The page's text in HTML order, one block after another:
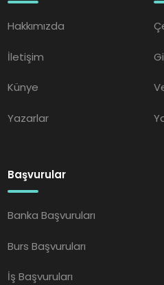
Hakkımızda
İletişim
Künye
Yazarlar
Başvurular
Banka Başvuruları
Burs Başvuruları
İş Başvuruları